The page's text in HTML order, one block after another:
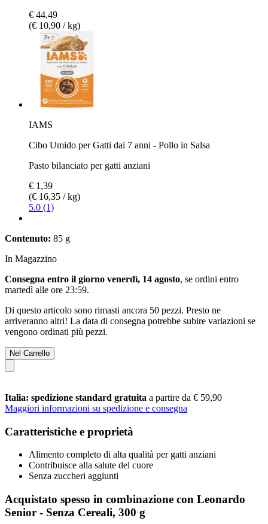
€ 44,49
(€ 10,90 / kg)
IAMS
Cibo Umido per Gatti dai 7 anni - Pollo in Salsa
Pasto bilanciato per gatti anziani
€ 1,39
(€ 16,35 / kg)
5.0 (1)
Contenuto: 85 g
In Magazzino
Consegna entro il giorno venerdì, 14 agosto, se ordini entro
martedì alle ore 23:59.
Di questo articolo sono rimasti ancora 50 pezzi. Presto ne
arriveranno altri! La data di consegna potrebbe subire variazioni se
vengono ordinati più pezzi.
Nel Carrello
Italia: spedizione standard gratuita a partire da € 59,90
Maggiori informazioni su spedizione e consegna
Caratteristiche e proprietà
Alimento completo di alta qualità per gatti anziani
Contribuisce alla salute del cuore
Senza zuccheri aggiunti
Acquistato spesso in combinazione con Leonardo
Senior - Senza Cereali, 300 g